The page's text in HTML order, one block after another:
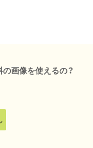
画像を使えるの？